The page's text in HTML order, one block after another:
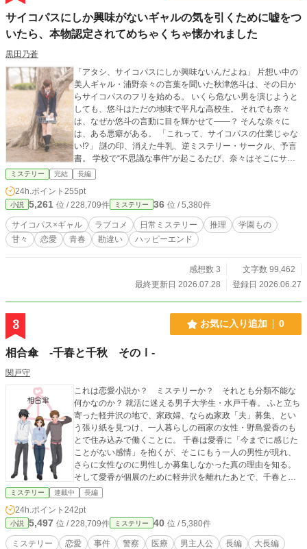
サイコパスにしか興味がないギャルの気を引くために嘘をつ
いたら、本物認定されてめちゃくちゃ懐かれました
黒田乃蒼
「アタシ、サイコパスにしか興味ないんだよね」 片想い中の
美人ギャル・浦野奈々の言葉を聞いた秋津悠斗は、その日か
らサイコパスのフリを始める。 いくら危ない男を演じようと
しても、悠斗はただの地味で平凡な高校生。 それでも奈々
は、なぜか悠斗の言動に目を輝かせて――？ そんな奈々に
は、ある悪癖がある。 「これって、サイコパスの仕業じゃな
い!?」 謎の印、消えた牛乳、逆ミステリー・サークル、予言
書。 学校で“不思議な事件”が起こるたび、奈々はそこにサイ
コパスの影を見出してしまう。 奈々の視線を奪われないた
め。 そして、彼女の理想の男になるため。 今日も悠斗は、サ
イコパスのフリをしながら事件の謎を解く。 サイコパスにな
りたい凡人男子と、サイコパスに惹かれる美人ギャルの、勘
違いラブコメ×日常ミステリー！
ミステリー 完結 長編
24h.ポイント 255pt
小説 5,261 位 / 228,709件 ミステリー 36 位 / 5,380件
サイコパス×ギャル ラブコメ 日常ミステリー 推理
学園もの
甘々
恋愛 青春 勘違い ハッピーエンド
感想数 3
文字数 99,462
最終更新日 2026.07.28
登録日 2026.06.27
3 お気に入り追加 0
相合傘 -千春と千秋 そのⅠ-
関戸守
これは恋愛小説か？ ミステリーか？ それとも分類不能な
何かなのか？ 就活に迷える男子大学生・水戸千春。 ふと立ち
寄った軽井沢の地で、家政婦、ならぬ家政「夫」募集、とい
う張り紙を見つけ、一人暮らしの画家の女性・野島愛香のも
とで住み込みで働くことに。 千春は愛香に「今までに感じた
ことがない感情」を抱くが、そこにもう一人の男性が現れ、
さらに女性なのに男性しか募集しなかった真の理由を知る。
そして愛香が個展のために軽井沢を離れたあとで、千春とも
う一人の男性が留守番をしていると、遠く離れた地で、愛香
が意識不明で発見され―― ※NLが軸ですが、BL、GL描写も
あります。 半年かけて書いた大長編の第一部。 長すぎて作品
賞に応募するのが難しいため、供養も兼ねてネット上に少し
ずつ載せていきます。 当初五部作の予定で、第四部まで書い
ミステリー 連載中 長編
24h.ポイント 242pt
小説 5,497 位 / 228,709件 ミステリー 40 位 / 5,380件
ミステリー 恋愛 事件 警察 医療 男主人公 長編 大長編